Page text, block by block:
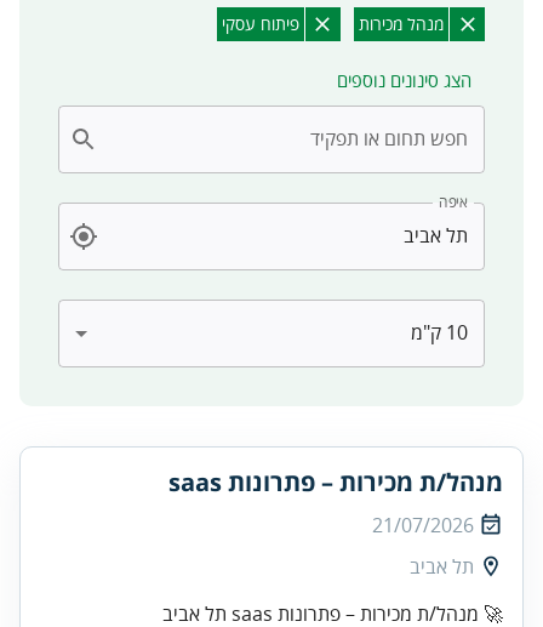
מנהל מכירות פיתוח עסקי
הצג סינונים נוספים
חפש תחום או תפקיד
איפה
מנהל/ת מכירות – פתרונות saas
21/07/2026
תל אביב